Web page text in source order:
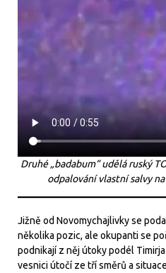
Druhé „badabum“ udělá ruský
odpalování vlastní salvy
Jižně od Novomychajlivky se
několika pozic, ale okupanti se
podnikají z něj útoky podél
vesnici útočí ze tří směrů a